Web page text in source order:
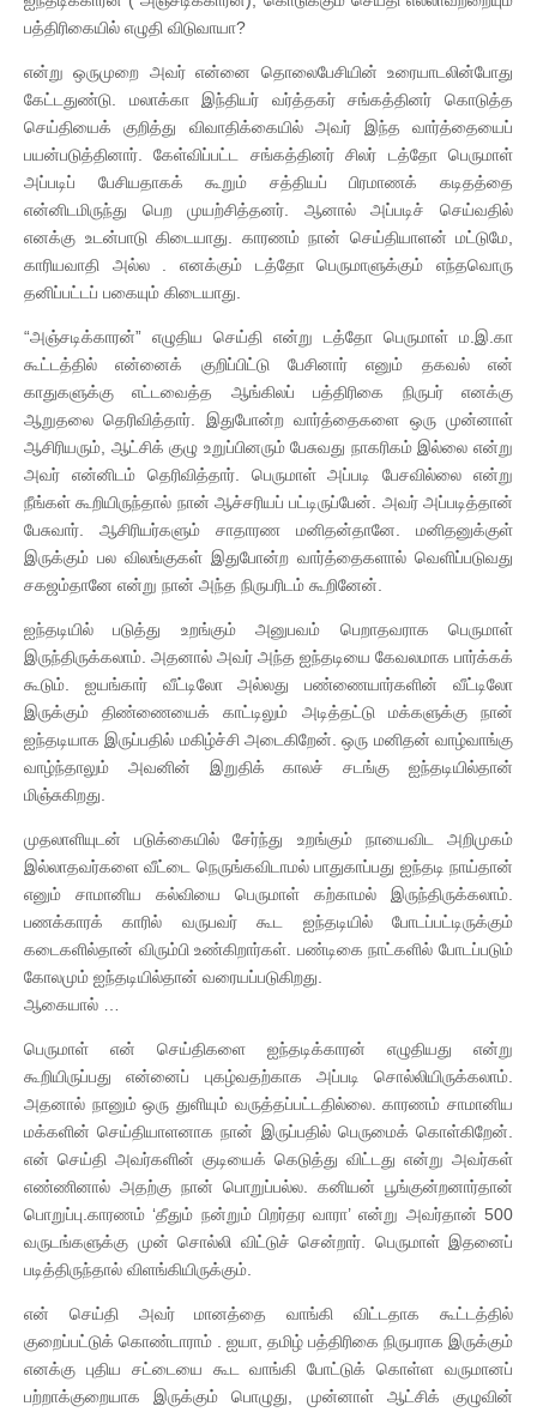
பத்திரிகையில் எழுதி விடுவாயா?
என்று ஒருமுறை அவர் என்னை தொலைபேசியின் உரையாடலின்போது
கேட்டதுண்டு. மலாக்கா இந்தியர் வர்த்தகர் சங்கத்தினர் கொடுத்த
செய்தியைக் குறித்து விவாதிக்கையில் அவர் இந்த வார்த்தையைப்
பயன்படுத்தினார். கேள்விப்பட்ட சங்கத்தினர் சிலர் டத்தோ பெருமாள்
அப்படிப் பேசியதாகக் கூறும் சத்தியப் பிரமாணக் கடிதத்தை
என்னிடமிருந்து பெற முயற்சித்தனர். ஆனால் அப்படிச் செய்வதில்
எனக்கு உடன்பாடு கிடையாது. காரணம் நான் செய்தியாளன் மட்டுமே,
காரியவாதி அல்ல . எனக்கும் டத்தோ பெருமாளுக்கும் எந்தவொரு
தனிப்பட்டப் பகையும் கிடையாது.
“அஞ்சடிக்காரன்” எழுதிய செய்தி என்று டத்தோ பெருமாள் ம.இ.கா
கூட்டத்தில் என்னைக் குறிப்பிட்டு பேசினார் எனும் தகவல் என்
காதுகளுக்கு எட்டவைத்த ஆங்கிலப் பத்திரிகை நிருபர் எனக்கு
ஆறுதலை தெரிவித்தார். இதுபோன்ற வார்த்தைகளை ஒரு முன்னாள்
ஆசிரியரும், ஆட்சிக் குழு உறுப்பினரும் பேசுவது நாகரிகம் இல்லை என்று
அவர் என்னிடம் தெரிவித்தார். பெருமாள் அப்படி பேசவில்லை என்று
நீங்கள் கூறியிருந்தால் நான் ஆச்சரியப் பட்டிருப்பேன். அவர் அப்படித்தான்
பேசுவார். ஆசிரியர்களும் சாதாரண மனிதன்தானே. மனிதனுக்குள்
இருக்கும் பல விலங்குகள் இதுபோன்ற வார்த்தைகளால் வெளிப்படுவது
சகஜம்தானே என்று நான் அந்த நிருபரிடம் கூறினேன்.
ஐந்தடியில் படுத்து உறங்கும் அனுபவம் பெறாதவராக பெருமாள்
இருந்திருக்கலாம். அதனால் அவர் அந்த ஐந்தடியை கேவலமாக பார்க்கக்
கூடும். ஐயங்கார் வீட்டிலோ அல்லது பண்ணையார்களின் வீட்டிலோ
இருக்கும் திண்ணையைக் காட்டிலும் அடித்தட்டு மக்களுக்கு நான்
ஐந்தடியாக இருப்பதில் மகிழ்ச்சி அடைகிறேன். ஒரு மனிதன் வாழ்வாங்கு
வாழ்ந்தாலும் அவனின் இறுதிக் காலச் சடங்கு ஐந்தடியில்தான்
மிஞ்சுகிறது.
முதலாளியுடன் படுக்கையில் சேர்ந்து உறங்கும் நாயைவிட அறிமுகம்
இல்லாதவர்களை வீட்டை நெருங்கவிடாமல் பாதுகாப்பது ஐந்தடி நாய்தான்
எனும் சாமானிய கல்வியை பெருமாள் கற்காமல் இருந்திருக்கலாம்.
பணக்காரக் காரில் வருபவர் கூட ஐந்தடியில் போடப்பட்டிருக்கும்
கடைகளில்தான் விரும்பி உண்கிறார்கள். பண்டிகை நாட்களில் போடப்படும்
கோலமும் ஐந்தடியில்தான் வரையப்படுகிறது.
ஆகையால் …
பெருமாள் என் செய்திகளை ஐந்தடிக்காரன் எழுதியது என்று
கூறியிருப்பது என்னைப் புகழ்வதற்காக அப்படி சொல்லியிருக்கலாம்.
அதனால் நானும் ஒரு துளியும் வருத்தப்பட்டதில்லை. காரணம் சாமானிய
மக்களின் செய்தியாளனாக நான் இருப்பதில் பெருமைக் கொள்கிறேன்.
என் செய்தி அவர்களின் குடியைக் கெடுத்து விட்டது என்று அவர்கள்
எண்ணினால் அதற்கு நான் பொறுப்பல்ல. கனியன் பூங்குன்றனார்தான்
பொறுப்பு.காரணம் ‘தீதும் நன்றும் பிறர்தர வாரா’ என்று அவர்தான் 500
வருடங்களுக்கு முன் சொல்லி விட்டுச் சென்றார். பெருமாள் இதனைப்
படித்திருந்தால் விளங்கியிருக்கும்.
என் செய்தி அவர் மானத்தை வாங்கி விட்டதாக கூட்டத்தில்
குறைப்பட்டுக் கொண்டாராம் . ஐயா, தமிழ் பத்திரிகை நிருபராக இருக்கும்
எனக்கு புதிய சட்டையை கூட வாங்கி போட்டுக் கொள்ள வருமானப்
பற்றாக்குறையாக இருக்கும் பொழுது, முன்னாள் ஆட்சிக் குழுவின்